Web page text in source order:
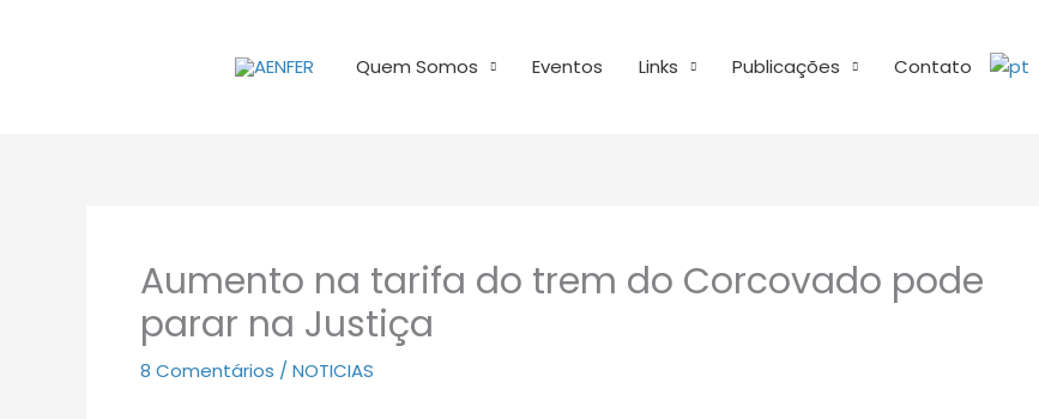
Quem Somos Eventos Links Publicações Contato
Aumento na tarifa do trem do Corcovado pode
parar na Justiça
8 Comentários / NOTICIAS